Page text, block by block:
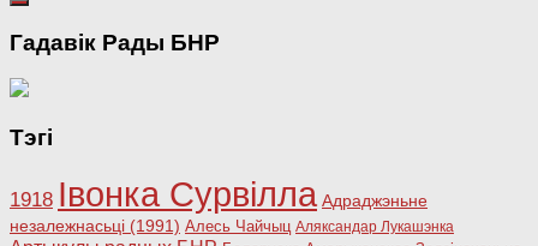
Гадавік Рады БНР
Тэгі
1918 Івонка Сурвілла Адраджэньне
незалежнасьці (1991) Алесь Чайчыц Аляксандар Лукашэнка